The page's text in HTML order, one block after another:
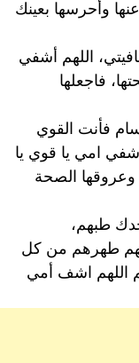
وأحرسها بعينك
اللهم أشفي
فاجعلها
فأنت القوي
امي يا قوي يا
وعروقها الصحة
طبهم،
طهرهم من كل
اللهم اشف أمي